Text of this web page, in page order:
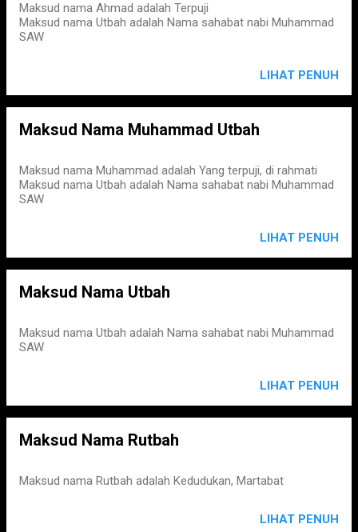
Maksud nama Ahmad adalah Terpuji
Maksud nama Utbah adalah Nama sahabat nabi Muhammad
SAW
LIHAT PENUH
Maksud Nama Muhammad Utbah
Maksud nama Muhammad adalah Yang terpuji, di rahmati
Maksud nama Utbah adalah Nama sahabat nabi Muhammad
SAW
LIHAT PENUH
Maksud Nama Utbah
Maksud nama Utbah adalah Nama sahabat nabi Muhammad
SAW
LIHAT PENUH
Maksud Nama Rutbah
Maksud nama Rutbah adalah Kedudukan, Martabat
LIHAT PENUH